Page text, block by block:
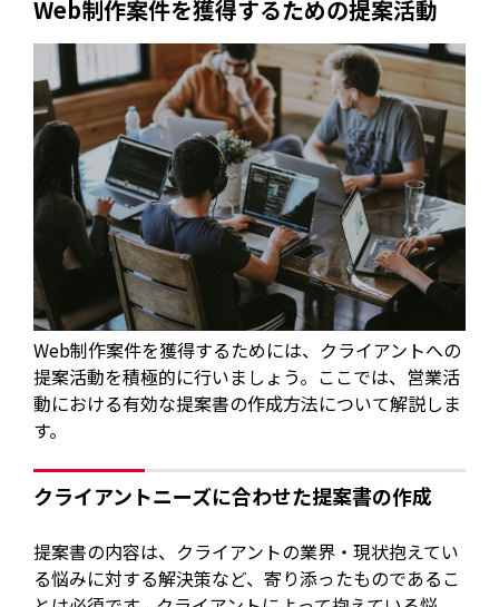
Web制作案件を獲得するための提案活動
Web制作案件を獲得するためには、クライアントへの
提案活動を積極的に行いましょう。ここでは、営業活
動における有効な提案書の作成方法について解説しま
す。
クライアントニーズに合わせた提案書の作成
提案書の内容は、クライアントの業界・現状抱えてい
る悩みに対する解決策など、寄り添ったものであるこ